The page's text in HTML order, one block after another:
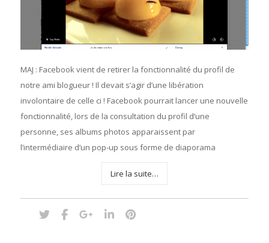
MAJ : Facebook vient de retirer la fonctionnalité du profil de
notre ami blogueur ! Il devait s’agir d’une libération
involontaire de celle ci ! Facebook pourrait lancer une nouvelle
fonctionnalité, lors de la consultation du profil d’une
personne, ses albums photos apparaissent par
l’intermédiaire d’un pop-up sous forme de diaporama
Lire la suite…